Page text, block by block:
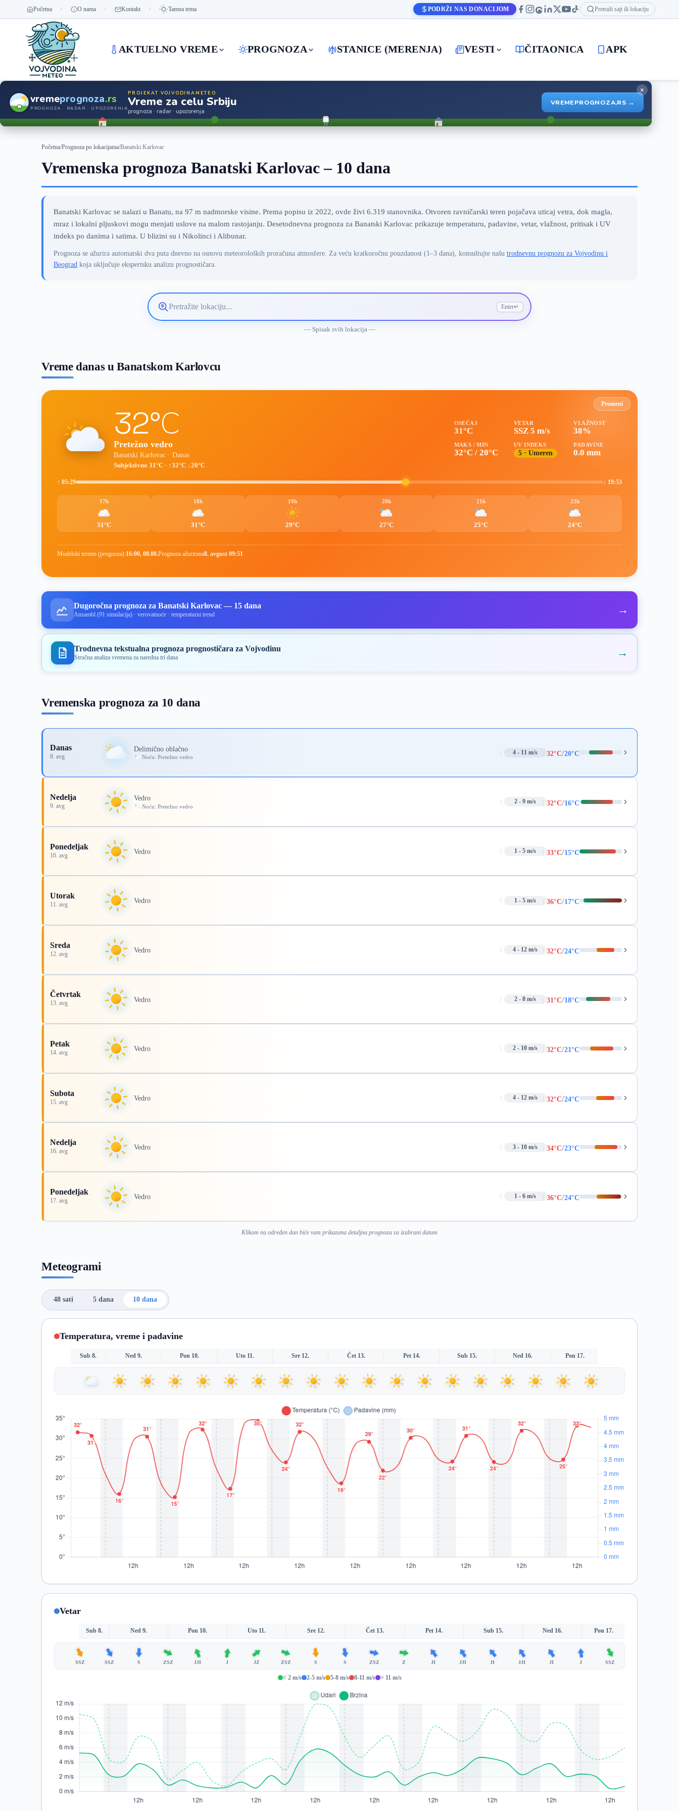
Početna O nama Kontakt Tamna tema PODRŽI NAS DONACIJOM Pretraži sajt ili lokaciju
AKTUELNO VREME PROGNOZA STANICE (MERENJA) VESTI ČITAONICA APK
vremeprognoza.rs
PROGNOZA · RADAR · UPOZORENJA
PROJEKAT VOJVODINAMETEO
Vreme za celu Srbiju
prognoza · radar · upozorenja
VREMEPROGNOZA.RS →
×
Početna/Prognoza po lokacijama/Banatski Karlovac
Vremenska prognoza Banatski Karlovac – 10 dana
Banatski Karlovac se nalazi u Banatu, na 97 m nadmorske visine. Prema popisu iz 2022, ovde živi 6.319 stanovnika. Otvoren ravničarski teren pojačava uticaj vetra, dok magla,
mraz i lokalni pljuskovi mogu menjati uslove na malom rastojanju. Desetodnevna prognoza za Banatski Karlovac prikazuje temperaturu, padavine, vetar, vlažnost, pritisak i UV
indeks po danima i satima. U blizini su i Nikolinci i Alibunar.
Prognoza se ažurira automatski dva puta dnevno na osnovu meteoroloških proračuna atmosfere. Za veću kratkoročnu pouzdanost (1–3 dana), konsultujte našutrodnevnu prognozu za Vojvodinu i
Beograd koja uključuje ekspertsku analizu prognostičara.
Pretražite
lokaciju
Enter↵
— Spisak svih lokacija —
Vreme danas u Banatskom Karlovcu
Promeni
32°C
Pretežno vedro
Banatski Karlovac · Danas
Subjektivno 31°C · ↑32°C ↓20°C
OSEĆAJ
31°C
VETAR
SSZ 5 m/s
VLAŽNOST
38%
MAKS / MIN
32°C / 20°C
UV INDEKS
5 · Umeren
PADAVINE
0.0 mm
↑ 05:29 ↓ 19:53
17h
31°C
18h
31°C
19h
29°C
20h
27°C
21h
25°C
22h
24°C
Modelski termin (prognoza):16:00, 08.08.Prognoza ažurirana8. avgust 09:51
Dugoročna prognoza za Banatski Karlovac — 15 dana
Ansambl (91 simulacija) · verovatnoće · temperaturni trend →
Trodnevna tekstualna prognoza prognostičara za Vojvodinu
Stručna analiza vremena za naredna tri dana →
Vremenska prognoza za 10 dana
Danas
8. avg
Delimično oblačno
Noću: Pretežno vedro
4 - 11 m/s 32°C/20°C
Nedelja
9. avg
Vedro
Noću: Pretežno vedro
2 - 9 m/s 32°C/16°C
Ponedeljak
10. avg Vedro 1 - 5 m/s 33°C/15°C
Utorak
11. avg Vedro 1 - 5 m/s 36°C/17°C
Sreda
12. avg Vedro 4 - 12 m/s 32°C/24°C
Četvrtak
13. avg Vedro 2 - 8 m/s 31°C/18°C
Petak
14. avg Vedro 2 - 10 m/s 32°C/21°C
Subota
15. avg Vedro 4 - 12 m/s 32°C/24°C
Nedelja
16. avg Vedro 3 - 10 m/s 34°C/23°C
Ponedeljak
17. avg Vedro 1 - 6 m/s 36°C/24°C
Klikom na određen dan biće vam prikazana detaljna prognoza za izabrani datum
Meteogrami
48 sati 5 dana 10 dana
Temperatura, vreme i padavine
Sub 8. Ned 9. Pon 10. Uto 11. Sre 12. Čet 13. Pet 14. Sub 15. Ned 16. Pon 17.
Vetar
Sub 8. Ned 9. Pon 10. Uto 11. Sre 12. Čet 13. Pet 14. Sub 15. Ned 16. Pon 17.
SSZ SSZ S ZSZ JJI J JZ ZSZ S S ZSZ Z JI JJI JI JJI JI J SSZ
< 2 m/s 2-5 m/s 5-8 m/s 8-11 m/s > 11 m/s